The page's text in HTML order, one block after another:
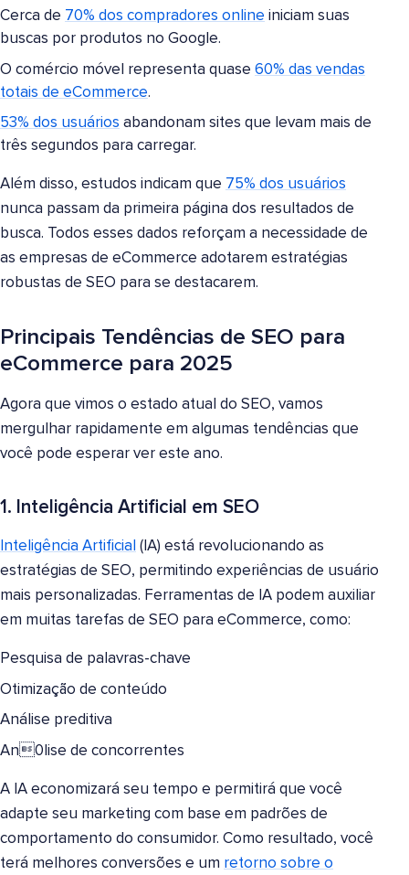
Cerca de 70% dos compradores online iniciam suas
buscas por produtos no Google.
O comércio móvel representa quase 60% das vendas
totais de eCommerce.
53% dos usuários abandonam sites que levam mais de
três segundos para carregar.
Além disso, estudos indicam que 75% dos usuários
nunca passam da primeira página dos resultados de
busca. Todos esses dados reforçam a necessidade de
as empresas de eCommerce adotarem estratégias
robustas de SEO para se destacarem.
Principais Tendências de SEO para
eCommerce para 2025
Agora que vimos o estado atual do SEO, vamos
mergulhar rapidamente em algumas tendências que
você pode esperar ver este ano.
1. Inteligência Artificial em SEO
Inteligência Artificial (IA) está revolucionando as
estratégias de SEO, permitindo experiências de usuário
mais personalizadas. Ferramentas de IA podem auxiliar
em muitas tarefas de SEO para eCommerce, como:
Pesquisa de palavras-chave
Otimização de conteúdo
Análise preditiva
An0lise de concorrentes
A IA economizará seu tempo e permitirá que você
adapte seu marketing com base em padrões de
comportamento do consumidor. Como resultado, você
terá melhores conversões e um retorno sobre o